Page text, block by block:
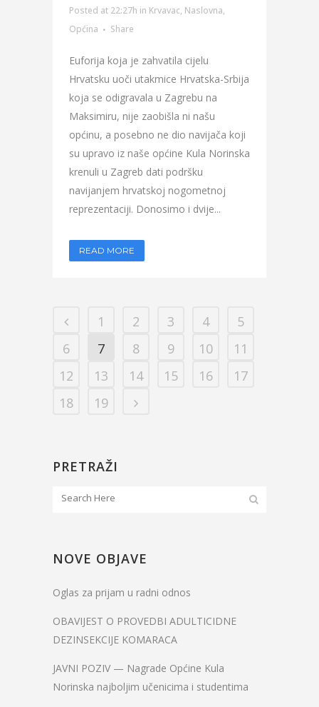
Posted at 22:27h in Krvavac, Naslovna,
Općina
Share
Euforija koja je zahvatila cijelu
Hrvatsku uoči utakmice Hrvatska-Srbija
koja se odigravala u Zagrebu na
Maksimiru, nije zaobišla ni našu
općinu, a posebno ne dio navijača koji
su upravo iz naše općine Kula Norinska
krenuli u Zagreb dati podršku
navijanjem hrvatskoj nogometnoj
reprezentaciji. Donosimo i dvije...
READ MORE
1 2 3 4
5
6
7 8 9 10
11
12
13 14 15 16
17
18
19
PRETRAŽI
NOVE OBJAVE
Oglas za prijam u radni odnos
OBAVIJEST O PROVEDBI ADULTICIDNE
DEZINSEKCIJE KOMARACA
JAVNI POZIV — Nagrade Općine Kula
Norinska najboljim učenicima i studentima